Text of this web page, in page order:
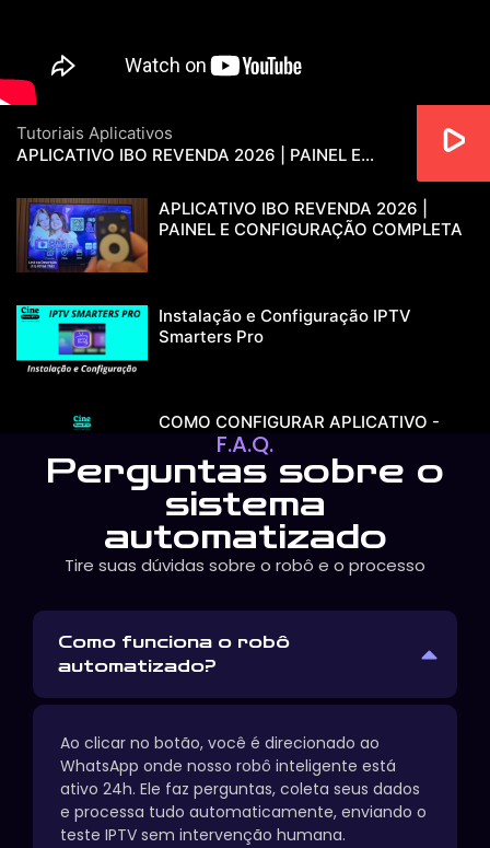
Tutoriais Aplicativos
APLICATIVO IBO REVENDA 2026 | PAINEL E CONFIGURAÇÃO COMPLETA
APLICATIVO IBO REVENDA 2026 |
PAINEL E CONFIGURAÇÃO COMPLETA
Instalação e Configuração IPTV
Smarters Pro
COMO CONFIGURAR APLICATIVO -
DUPLEX PLAY
F.A.Q.
Perguntas sobre o
sistema
automatizado
Tire suas dúvidas sobre o robô e o processo
Como funciona o robô
automatizado?
Ao clicar no botão, você é direcionado ao
WhatsApp onde nosso robô inteligente está
ativo 24h. Ele faz perguntas, coleta seus dados
e processa tudo automaticamente, enviando o
teste IPTV sem intervenção humana.